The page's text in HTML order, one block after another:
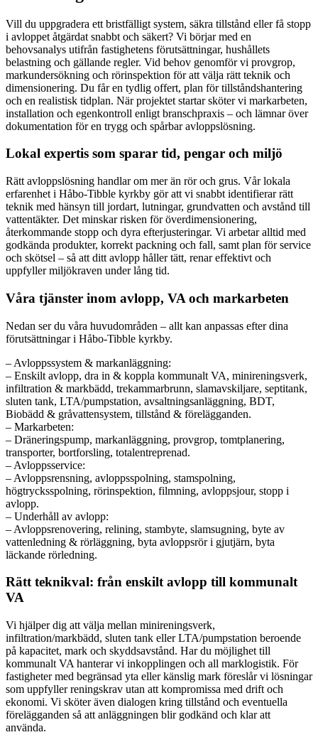
Vill du uppgradera ett bristfälligt system, säkra tillstånd eller få stopp
i avloppet åtgärdat snabbt och säkert? Vi börjar med en
behovsanalys utifrån fastighetens förutsättningar, hushållets
belastning och gällande regler. Vid behov genomför vi provgrop,
markundersökning och rörinspektion för att välja rätt teknik och
dimensionering. Du får en tydlig offert, plan för tillståndshantering
och en realistisk tidplan. När projektet startar sköter vi markarbeten,
installation och egenkontroll enligt branschpraxis – och lämnar över
dokumentation för en trygg och spårbar avloppslösning.
Lokal expertis som sparar tid, pengar och miljö
Rätt avloppslösning handlar om mer än rör och grus. Vår lokala
erfarenhet i Håbo-Tibble kyrkby gör att vi snabbt identifierar rätt
teknik med hänsyn till jordart, lutningar, grundvatten och avstånd till
vattentäkter. Det minskar risken för överdimensionering,
återkommande stopp och dyra efterjusteringar. Vi arbetar alltid med
godkända produkter, korrekt packning och fall, samt plan för service
och skötsel – så att ditt avlopp håller tätt, renar effektivt och
uppfyller miljökraven under lång tid.
Våra tjänster inom avlopp, VA och markarbeten
Nedan ser du våra huvudområden – allt kan anpassas efter dina
förutsättningar i Håbo-Tibble kyrkby.
– Avloppssystem & markanläggning:
– Enskilt avlopp, dra in & koppla kommunalt VA, minireningsverk,
infiltration & markbädd, trekammarbrunn, slamavskiljare, septitank,
sluten tank, LTA/pumpstation, avsaltningsanläggning, BDT,
Biobädd & gråvattensystem, tillstånd & förelägganden.
– Markarbeten:
– Dräneringspump, markanläggning, provgrop, tomtplanering,
transporter, bortforsling, totalentreprenad.
– Avloppsservice:
– Avloppsrensning, avloppsspolning, stamspolning,
högtrycksspolning, rörinspektion, filmning, avloppsjour, stopp i
avlopp.
– Underhåll av avlopp:
– Avloppsrenovering, relining, stambyte, slamsugning, byte av
vattenledning & rörläggning, byta avloppsrör i gjutjärn, byta
läckande rörledning.
Rätt teknikval: från enskilt avlopp till kommunalt
VA
Vi hjälper dig att välja mellan minireningsverk,
infiltration/markbädd, sluten tank eller LTA/pumpstation beroende
på kapacitet, mark och skyddsavstånd. Har du möjlighet till
kommunalt VA hanterar vi inkopplingen och all marklogistik. För
fastigheter med begränsad yta eller känslig mark föreslår vi lösningar
som uppfyller reningskrav utan att kompromissa med drift och
ekonomi. Vi sköter även dialogen kring tillstånd och eventuella
förelägganden så att anläggningen blir godkänd och klar att
använda.